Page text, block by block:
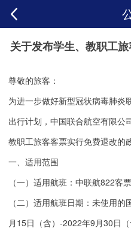
关于发布学生、教职工
尊敬的旅客：
为进一步做好新型冠状病毒肺炎
出行计划，中国联合航空有限公
教职工旅客客票实行免费退改的
一、适用范围
（一）适用航班：中联航822客
（二）适用航班日期：未使用
月15日（含）-2022年9月30日（